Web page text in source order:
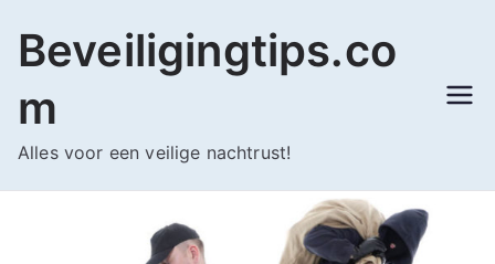
naar
inhoud
Beveiligingtips.co
m
Alles voor een veilige nachtrust!